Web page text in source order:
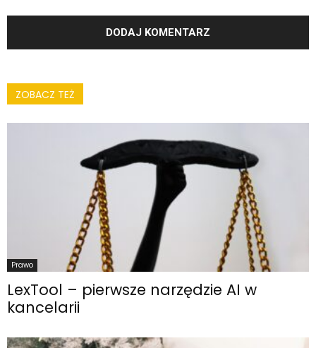
ZOBACZ TEŻ
Prawo
LexTool – pierwsze narzędzie AI w
kancelarii